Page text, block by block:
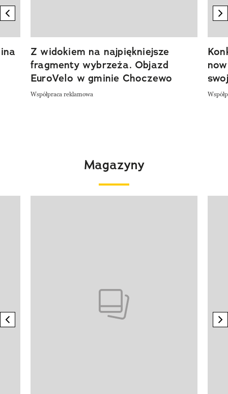
previous element
Z widokiem na najpiękniejsze
fragmenty wybrzeża. Objazd
EuroVelo w gminie Choczewo
Współpraca reklamowa
Magazyny
previous element